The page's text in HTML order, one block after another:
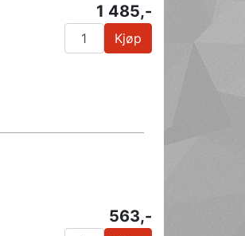
1 485,-
Kjøp
563,-